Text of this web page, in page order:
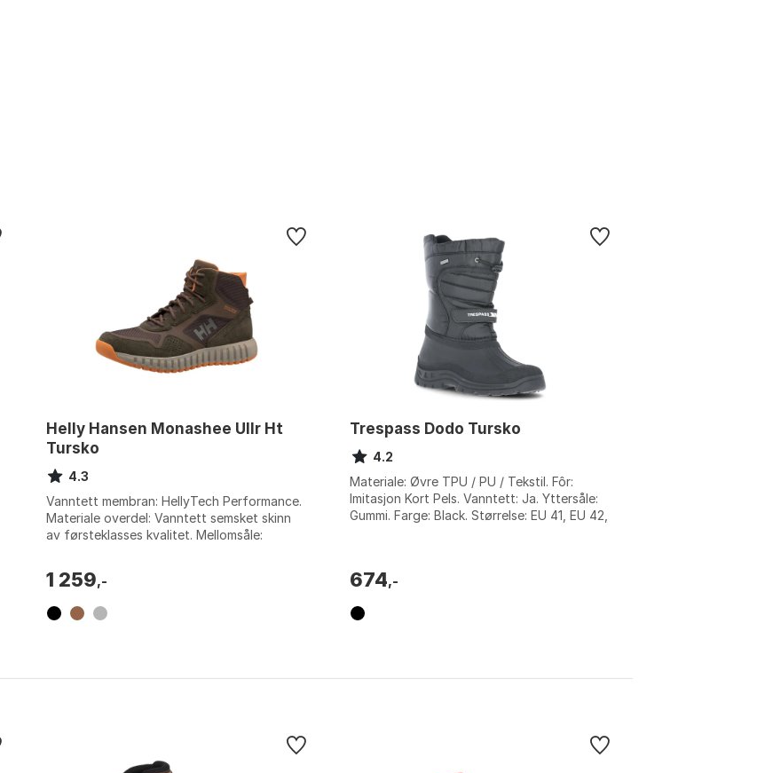
Helly Hansen Monashee Ullr Ht
Tursko
4.3
Vanntett membran: HellyTech Performance.
Materiale overdel: Vanntett semsket skinn
av førsteklasses kvalitet. Mellomsåle:
1 259,-
Trespass Dodo Tursko
4.2
Materiale: Øvre TPU / PU / Tekstil. Fôr:
Imitasjon Kort Pels. Vanntett: Ja. Yttersåle:
Gummi. Farge: Black. Størrelse: EU 41, EU 42,
674,-